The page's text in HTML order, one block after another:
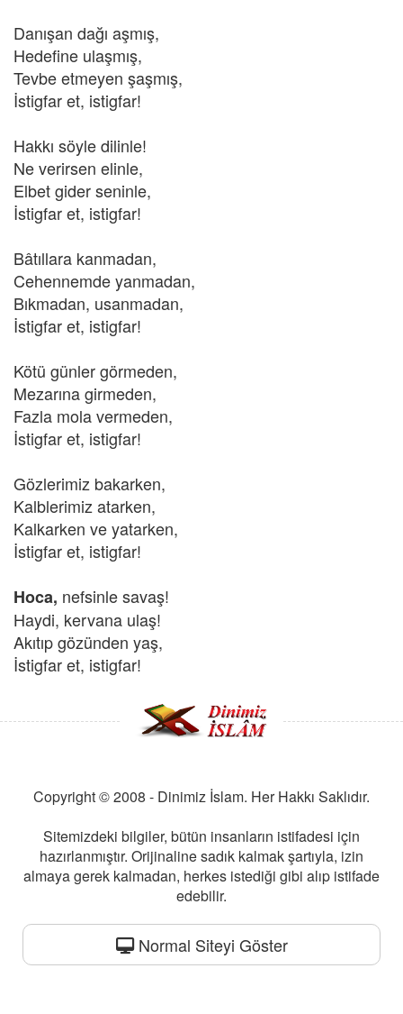
Danışan dağı aşmış,
Hedefine ulaşmış,
Tevbe etmeyen şaşmış,
İstigfar et, istigfar!
Hakkı söyle dilinle!
Ne verirsen elinle,
Elbet gider seninle,
İstigfar et, istigfar!
Bâtıllara kanmadan,
Cehennemde yanmadan,
Bıkmadan, usanmadan,
İstigfar et, istigfar!
Kötü günler görmeden,
Mezarına girmeden,
Fazla mola vermeden,
İstigfar et, istigfar!
Gözlerimiz bakarken,
Kalblerimiz atarken,
Kalkarken ve yatarken,
İstigfar et, istigfar!
Hoca, nefsinle savaş!
Haydi, kervana ulaş!
Akıtıp gözünden yaş,
İstigfar et, istigfar!
Copyright © 2008 - Dinimiz İslam. Her Hakkı Saklıdır.
Sitemizdeki bilgiler, bütün insanların istifadesi için
hazırlanmıştır. Orijinaline sadık kalmak şartıyla, izin
almaya gerek kalmadan, herkes istediği gibi alıp istifade
edebilir.
Normal Siteyi Göster